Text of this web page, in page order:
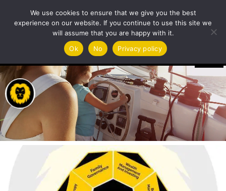
Player
We use cookies to ensure that we give you the best
experience on our website. If you continue to use this site we
will assume that you are happy with it.
Ok
No Privacy policy